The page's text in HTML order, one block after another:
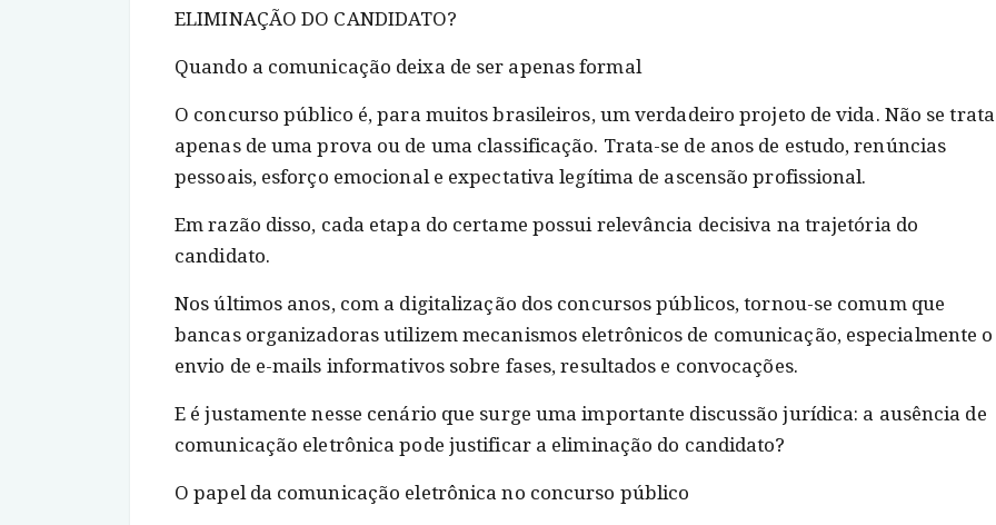
ELIMINAÇÃO DO CANDIDATO?
Quando a comunicação deixa de ser apenas formal
O concurso público é, para muitos brasileiros, um verdadeiro projeto de vida. Não se trata
apenas de uma prova ou de uma classificação. Trata-se de anos de estudo, renúncias
pessoais, esforço emocional e expectativa legítima de ascensão profissional.
Em razão disso, cada etapa do certame possui relevância decisiva na trajetória do
candidato.
Nos últimos anos, com a digitalização dos concursos públicos, tornou-se comum que
bancas organizadoras utilizem mecanismos eletrônicos de comunicação, especialmente o
envio de e-mails informativos sobre fases, resultados e convocações.
E é justamente nesse cenário que surge uma importante discussão jurídica: a ausência de
comunicação eletrônica pode justificar a eliminação do candidato?
O papel da comunicação eletrônica no concurso público